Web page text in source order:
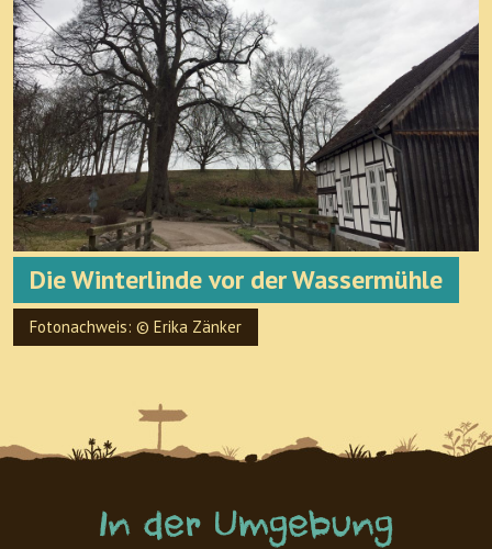
Die Winterlinde vor der Wassermühle
Fotonachweis: © Erika Zänker
In der Umgebung